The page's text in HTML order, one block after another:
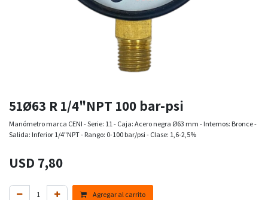
51Ø63 R 1/4"NPT 100 bar-psi
Manómetro marca CENI - Serie: 11 - Caja: Acero negra Ø63 mm - Internos: Bronce -
Salida: Inferior 1/4"NPT - Rango: 0-100 bar/psi - Clase: 1,6-2,5%
USD 7,80
Agregar al carrito